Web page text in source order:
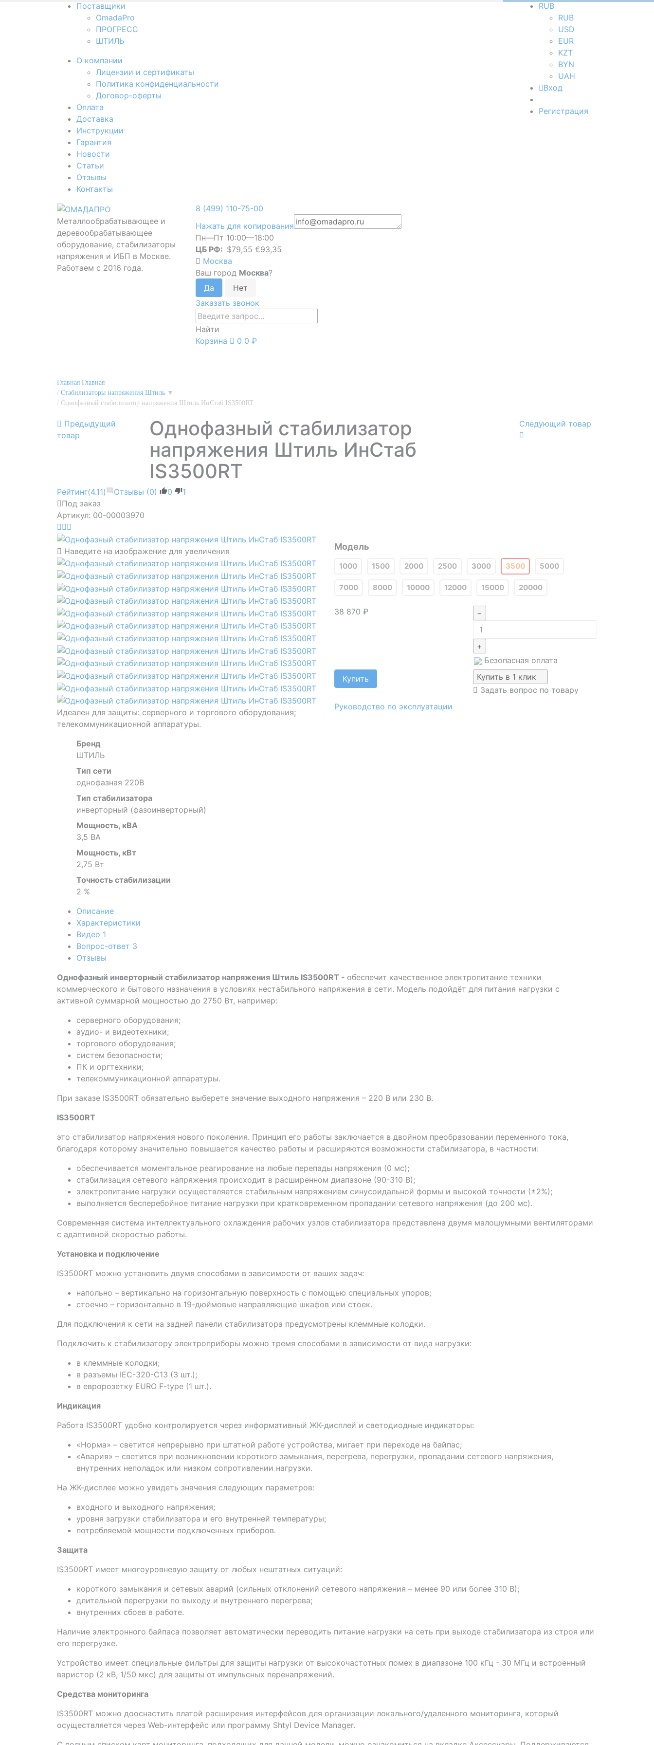
Поставщики
OmadaPro
ПРОГРЕСС
ШТИЛЬ
О компании
Лицензии и сертификаты
Политика конфиденциальности
Договор-оферты
Оплата
Доставка
Инструкции
Гарантия
Новости
Cтатьи
Отзывы
Контакты
RUB
RUB
USD
EUR
KZT
BYN
UAH
Вход
Регистрация
Металлообрабатывающее и
деревообрабатывающее
оборудование, стабилизаторы
напряжения и ИБП в Москве.
Работаем с 2016 года.
8 (499) 110-75-00
Нажать для копирования
Пн—Пт 10:00—18:00
ЦБ РФ: $79,55 €93,35
Москва
Ваш город Москва?
Заказать звонок
Найти
Корзина
0 0 ₽
Главная Главная
/ Стабилизаторы напряжения Штиль ▼
/ Однофазный стабилизатор напряжения Штиль ИнСтаб IS3500RT
Предыдущий
товар
Однофазный стабилизатор
напряжения Штиль ИнСтаб
IS3500RT
Следующий товар
Рейтинг(4.11) Отзывы (0) 0
1
Под заказ
Артикул: 00-00003970
Наведите на изображение для увеличения
Идеален для защиты: серверного и торгового оборудования;
телекоммуникационной аппаратуры.
Бренд
ШТИЛЬ
Тип сети
однофазная 220В
Тип стабилизатора
инверторный (фазоинверторный)
Мощность, кВА
3,5 ВА
Мощность, кВт
2,75 Вт
Точность стабилизации
2 %
Модель
1000 1500 2000 2500 3000 3500 5000
7000 8000 10000 12000 15000 20000
38 870 ₽ −
+
Безопасная оплата
Купить
Купить в 1 клик
Задать вопрос по товару
Руководство по эксплуатации
Описание
Характеристики
Видео 1
Вопрос-ответ 3
Отзывы
Однофазный инверторный стабилизатор напряжения Штиль IS3500RT - обеспечит качественное электропитание техники
коммерческого и бытового назначения в условиях нестабильного напряжения в сети. Модель подойдёт для питания нагрузки с
активной суммарной мощностью до 2750 Вт, например:
серверного оборудования;
аудио- и видеотехники;
торгового оборудования;
систем безопасности;
ПК и оргтехники;
телекоммуникационной аппаратуры.
При заказе IS3500RT обязательно выберете значение выходного напряжения – 220 В или 230 В.
IS3500RT
это стабилизатор напряжения нового поколения. Принцип его работы заключается в двойном преобразовании переменного тока,
благодаря которому значительно повышается качество работы и расширяются возможности стабилизатора, в частности:
обеспечивается моментальное реагирование на любые перепады напряжения (0 мс);
стабилизация сетевого напряжения происходит в расширенном диапазоне (90-310 В);
электропитание нагрузки осуществляется стабильным напряжением синусоидальной формы и высокой точности (±2%);
выполняется бесперебойное питание нагрузки при кратковременном пропадании сетевого напряжения (до 200 мс).
Современная система интеллектуального охлаждения рабочих узлов стабилизатора представлена двумя малошумными вентиляторами
с адаптивной скоростью работы.
Установка и подключение
IS3500RT можно установить двумя способами в зависимости от ваших задач:
напольно – вертикально на горизонтальную поверхность с помощью специальных упоров;
стоечно – горизонтально в 19-дюймовые направляющие шкафов или стоек.
Для подключения к сети на задней панели стабилизатора предусмотрены клеммные колодки.
Подключить к стабилизатору электроприборы можно тремя способами в зависимости от вида нагрузки:
в клеммные колодки;
в разъемы IEC-320-C13 (3 шт.);
в евророзетку EURO F-type (1 шт.).
Индикация
Работа IS3500RT удобно контролируется через информативный ЖК-дисплей и светодиодные индикаторы:
«Норма» – светится непрерывно при штатной работе устройства, мигает при переходе на байпас;
«Авария» – светится при возникновении короткого замыкания, перегрева, перегрузки, пропадании сетевого напряжения,
внутренних неполадок или низком сопротивлении нагрузки.
На ЖК-дисплее можно увидеть значения следующих параметров:
входного и выходного напряжения;
уровня загрузки стабилизатора и его внутренней температуры;
потребляемой мощности подключенных приборов.
Защита
IS3500RT имеет многоуровневую защиту от любых нештатных ситуаций:
короткого замыкания и сетевых аварий (сильных отклонений сетевого напряжения – менее 90 или более 310 В);
длительной перегрузки по выходу и внутреннего перегрева;
внутренних сбоев в работе.
Наличие электронного байпаса позволяет автоматически переводить питание нагрузки на сеть при выходе стабилизатора из строя или
его перегрузке.
Устройство имеет специальные фильтры для защиты нагрузки от высокочастотных помех в диапазоне 100 кГц - 30 МГц и встроенный
варистор (2 кВ, 1/50 мкс) для защиты от импульсных перенапряжений.
Средства мониторинга
IS3500RT можно дооснастить платой расширения интерфейсов для организации локального/удаленного мониторинга, который
осуществляется через Web-интерфейс или программу Shtyl Device Manager.